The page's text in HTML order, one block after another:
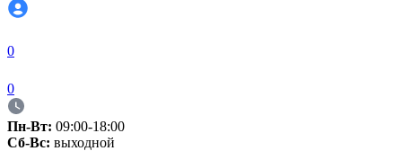
0
0
Пн-Вт: 09:00-18:00
Сб-Вс: выходной